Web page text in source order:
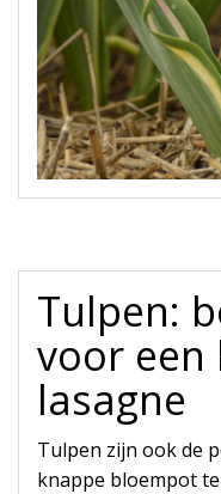
Tulpen:
voor een
lasagne
Tulpen zijn ook de
knappe bloempot